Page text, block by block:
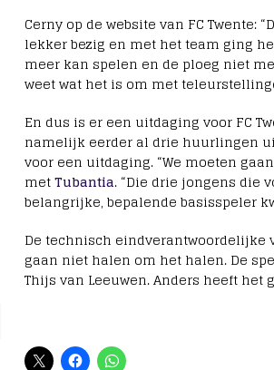
Cerny op de website van FC
lekker bezig en met het team ging
meer kan spelen en de ploeg niet
weet wat het is om met
En dus is er een uitdaging voor FC
namelijk eerder al drie huurlingen
voor een uitdaging. “We moeten
metTubantia. “Die drie jongens die
belangrijke, bepalende basisspeler
De technisch eindverantwoordelijke
gaan niet halen om het halen. De
Thijs van Leeuwen. Anders heeft het